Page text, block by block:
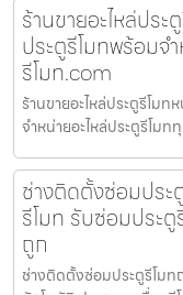
ร้านขายอะไหล่ปร
ประตูรีโมทพร้อมจ
รีโมท.com
ร้านขายอะไหล่ประตูรีโม
จำหน่ายอะไหล่ประตูรีโม
ช่างติดตั้งซ่อมปร
รีโมท รับซ่อมประ
ถูก
ช่างติดตั้งซ่อมประตูรีโม